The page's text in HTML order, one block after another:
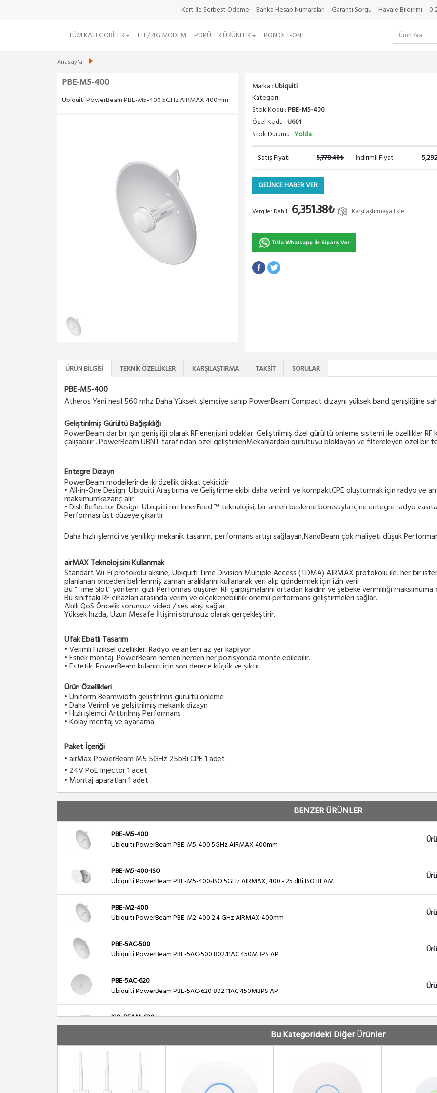
Kart İle Serbest Ödeme Banka Hesap Numaraları Garanti Sorgu Havale Bildirimi 0
TÜM KATEGORILER LTE/ 4G MODEM POPÜLER ÜRÜNLER PON OLT-ONT
Anasayfa
PBE-M5-400
Ubiquiti PowerBeam PBE-M5-400 5GHz AIRMAX 400mm
Marka :Ubiquiti
Kategori :
Stok Kodu :PBE-M5-400
Özel Kodu :U601
Stok Durumu :Yolda
Satış Fiyatı 5,778.40₺ İndirimli Fiyat
GELİNCE HABER VER
Vergiler Dahil : 6,351.38₺ Karşılaştırmaya Ekle
Tıkla Whatsapp İle Sipariş Ver
ÜRÜN BILGISI TEKNIK ÖZELLIKLER KARŞILAŞTIRMA TAKSIT SORULAR
PBE-M5-400
Atheros Yeni nesil 560 mhz Daha Yüksek işlemciye sahip PowerBeam Compact dizaynı yüksek band genişliğine
Geliştirilmiş Gürültü Bağışıklığı
PowerBeam dar bir ışın genişliği olarak RF enerjisini odaklar. Geliştrilmiş özel gürültü önleme sistemi ile özellikler
çalışabilir . PowerBeam UBNT tarafından özel geliştirilenMekanlardaki gürültüyü bloklayan ve filtereleyen özel bir
Entegre Dizayn
PowerBeam modellerinde iki özellik dikkat çekicidir
• All-in-One Design: Ubiquiti Araştırma ve Geliştirme ekibi daha verimli ve kompaktCPE oluşturmak için radyo ve
maksimumkazanç alır
• Dish Reflector Design: Ubiquiti nin InnerFeed ™ teknolojisi, bir anten besleme borusuyla içine entegre radyo
Performası üst düzeye çıkartır
Daha hızlı işlemci ve yenilikçi mekanik tasarım, performans artışı sağlayan,NanoBeam çok maliyeti düşük
airMAX Teknolojisini Kullanmak
Standart Wi-Fi protokolü aksine, Ubiquiti Time Division Multiple Access (TDMA) AIRMAX protokolü ile, her bir
planlanan önceden belirlenmiş zaman aralıklarını kullanarak veri alıp göndermek için izin verir
Bu "Time Slot" yöntemi gizli Performas düşüren RF çarpışmalarını ortadan kaldırır ve şebeke verimliliği maksimuma
Bu sınıftaki RF cihazları arasında verim ve ölçeklenebilirlik önemli performans geliştirmeleri sağlar.
Akıllı QoS Öncelik sorunsuz video / ses akışı sağlar.
Yüksek hızda, Uzun Mesafe İltişimi sorunsuz olarak gerçekleştirir.
Ufak Ebatlı Tasarım
• Verimli Fiziksel özellikler: Radyo ve anteni az yer kaplıyor
• Esnek montaj: PowerBeam hemen hemen her pozisyonda monte edilebilir.
• Estetik: PowerBeam kulanıcı için son derece küçük ve şıktır
Ürün Özellikleri
• Uniform Beamwidth geliştrilmiş gürültü önleme
• Daha Verimli ve gelşitrilmiş mekanik dizayn
• Hızlı işlemci Arttırılmış Performans
• Kolay montaj ve ayarlama
Paket İçeriği
• airMax PowerBeam M5 5GHz 25bBi CPE 1 adet
• 24V PoE Injector 1 adet
• Montaj aparatları 1 adet
BENZER ÜRÜNLER
PBE-M5-400
Ubiquiti PowerBeam PBE-M5-400 5GHz AIRMAX 400mm
PBE-M5-400-ISO
Ubiquiti PowerBeam PBE-M5-400-ISO 5GHz AIRMAX, 400 - 25 dBi ISO BEAM
PBE-M2-400
Ubiquiti PowerBeam PBE-M2-400 2.4 GHz AIRMAX 400mm
PBE-5AC-500
Ubiquiti PowerBeam PBE-5AC-500 802.11AC 450MBPS AP
PBE-5AC-620
Ubiquiti PowerBeam PBE-5AC-620 802.11AC 450MBPS AP
ISO-BEAM-620
Ubiquiti 620 Isolator Ring 620MM RF Sinyal Kalkanı
PBE-5AC-500-ISO
Ubiquiti PowerBeam PBE-5AC-500-ISO 802.11AC 450MBPS AP
Bu Kategorideki Diğer Ürünler